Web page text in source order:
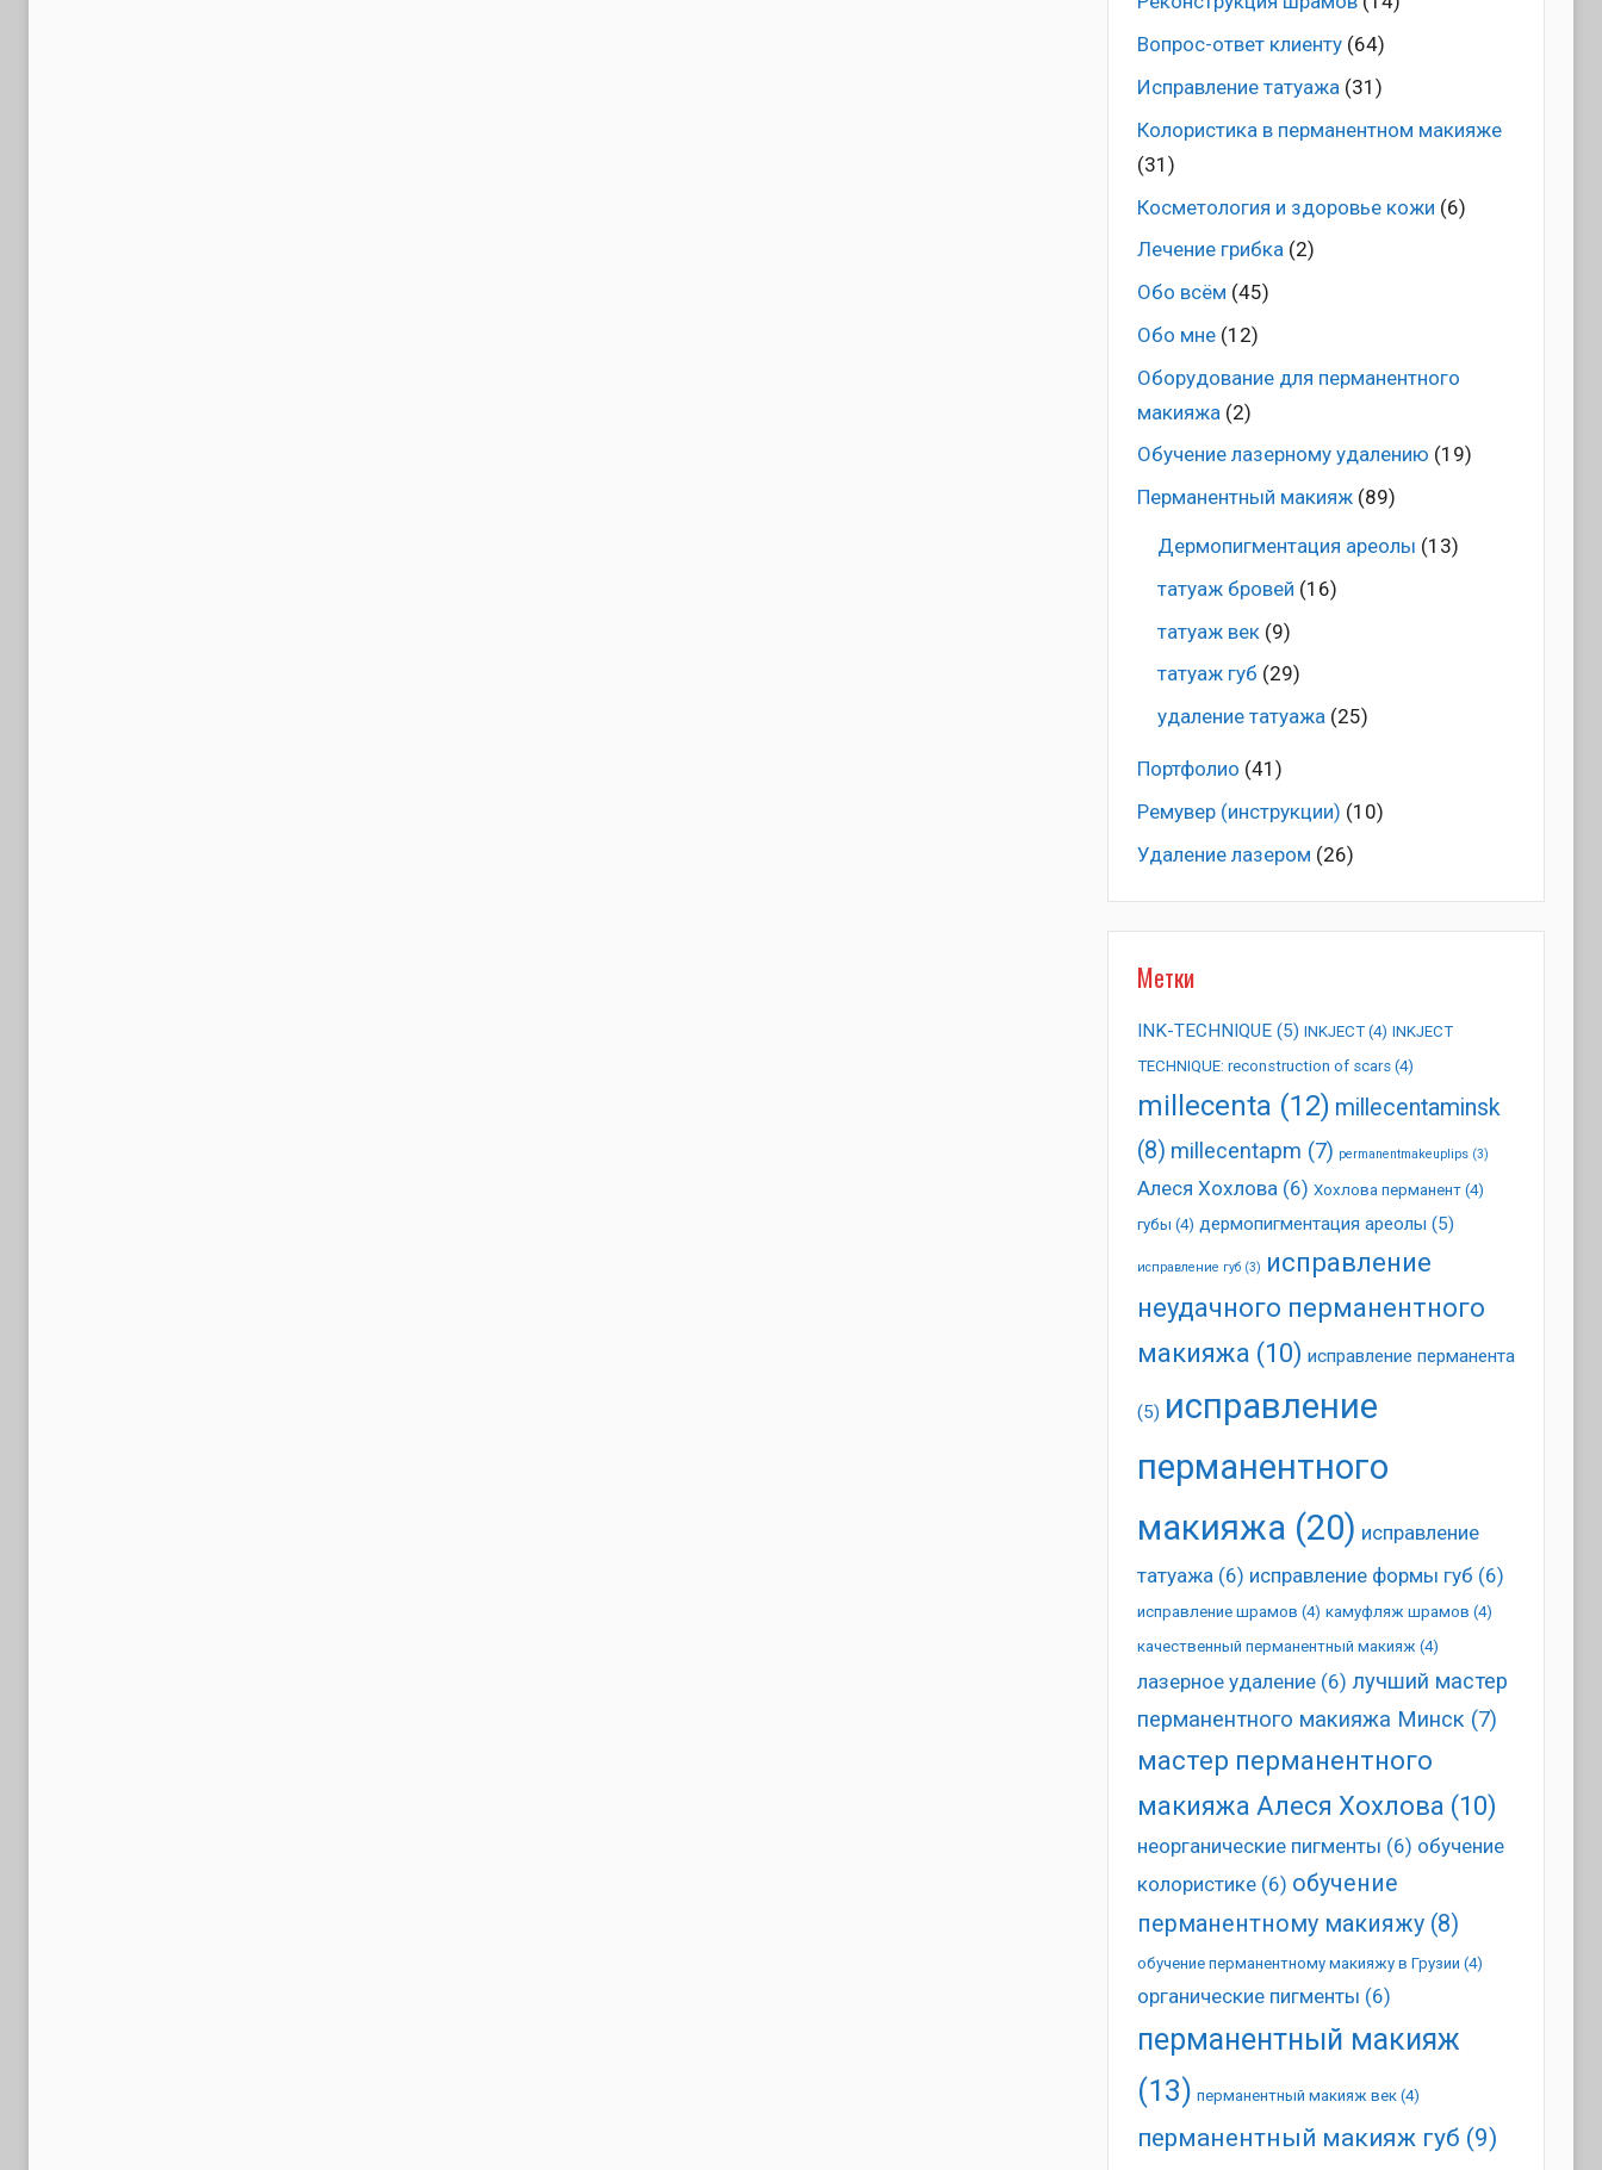
Вопрос-ответ клиенту(64)
Исправление татуажа (31)
Колористика в перманентном макияже
(31)
Косметология и здоровье кожи (6)
Лечение грибка(2)
Обо всём (45)
Обо мне(12)
Оборудование для перманентного
макияжа (2)
Обучение лазерному удалению (19)
Перманентный макияж(89)
Дермопигментация ареолы (13)
татуаж бровей (16)
татуаж век(9)
татуаж губ (29)
удаление татуажа(25)
Портфолио (41)
Ремувер (инструкции) (10)
Удаление лазером (26)
Метки
INK-TECHNIQUE(5) INKJECT(4) INKJECT
TECHNIQUE: reconstruction of scars(4)
millecenta (12) millecentaminsk
(8) millecentapm (7) permanentmakeuplips(3)
Алеся Хохлова(6) Хохлова перманент(4)
губы (4) дермопигментация ареолы (5)
исправление губ(3) исправление
неудачного перманентного
макияжа (10) исправление перманента
(5) исправление
перманентного
макияжа (20) исправление
татуажа(6) исправление формы губ (6)
исправление шрамов (4) камуфляж шрамов (4)
качественный перманентный макияж (4)
лазерное удаление(6) лучший мастер
перманентного макияжа Минск (7)
мастер перманентного
макияжа Алеся Хохлова (10)
неорганические пигменты (6) обучение
колористике(6) обучение
перманентному макияжу(8)
обучение перманентному макияжу в Грузии (4)
органические пигменты (6)
перманентный макияж
(13) перманентный макияж век(4)
перманентный макияж губ (9)